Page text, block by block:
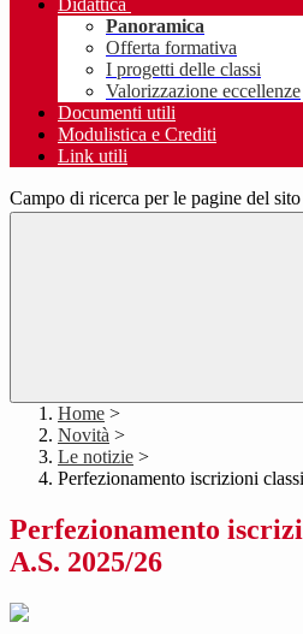
Didattica
Panoramica
Offerta formativa
I progetti delle classi
Valorizzazione eccellenze
Documenti utili
Modulistica e Crediti
Link utili
Campo di ricerca per le pagine del sito
Home >
Novità >
Le notizie >
Perfezionamento iscrizioni
Perfezionamento
A.S. 2025/26